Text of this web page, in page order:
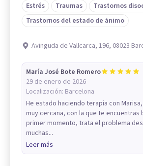
Estrés
Traumas
Trastornos
Trastornos del estado de ánimo
Avinguda de Vallcarca, 196, 08023
María José Bote Romero
29 de enero de 2026
Localización: Barcelona
He estado haciendo terapia con
muy cercana, con la que te encuentras
primer momento, trata el problema
muchas...
Leer más